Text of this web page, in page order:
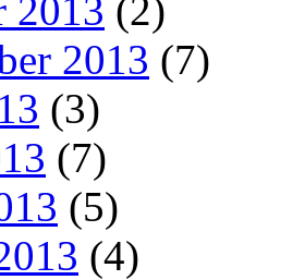
2013 (2)
2013 (7)
(3)
(7)
(5)
(4)